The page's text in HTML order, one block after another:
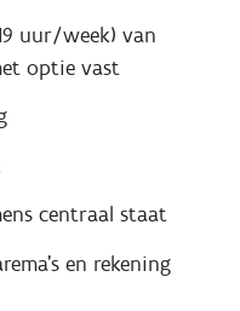
uur/week) van
optie vast
centraal staat
en rekening